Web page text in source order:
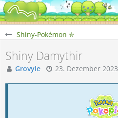
Shiny-Pokémon ✯
Shiny Damythir
Grovyle 23. Dezember 2023